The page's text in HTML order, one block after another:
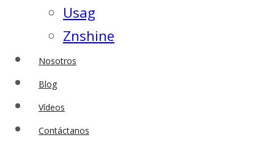
Usag
Znshine
Nosotros
Blog
Vídeos
Contáctanos